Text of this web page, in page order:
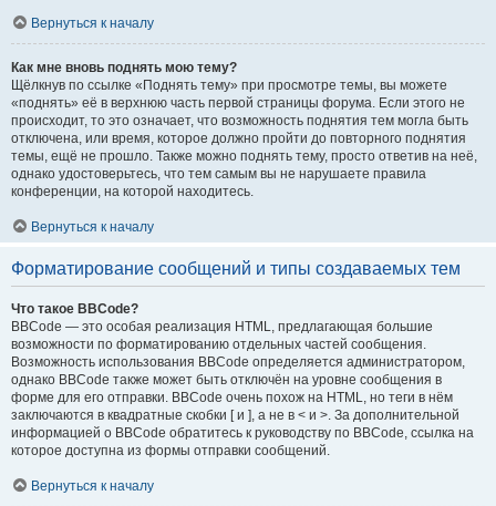
Вернуться к началу
Как мне вновь поднять мою тему?
Щёлкнув по ссылке «Поднять тему» при просмотре темы, вы можете
«поднять» её в верхнюю часть первой страницы форума. Если этого не
происходит, то это означает, что возможность поднятия тем могла быть
отключена, или время, которое должно пройти до повторного поднятия
темы, ещё не прошло. Также можно поднять тему, просто ответив на неё,
однако удостоверьтесь, что тем самым вы не нарушаете правила
конференции, на которой находитесь.
Вернуться к началу
Форматирование сообщений и типы создаваемых тем
Что такое BBCode?
BBCode — это особая реализация HTML, предлагающая большие
возможности по форматированию отдельных частей сообщения.
Возможность использования BBCode определяется администратором,
однако BBCode также может быть отключён на уровне сообщения в
форме для его отправки. BBCode очень похож на HTML, но теги в нём
заключаются в квадратные скобки [ и ], а не в < и >. За дополнительной
информацией о BBCode обратитесь к руководству по BBCode, ссылка на
которое доступна из формы отправки сообщений.
Вернуться к началу